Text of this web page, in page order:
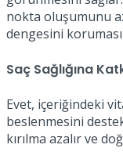
nokta oluşumunu
dengesini
Saç Sağlığına
Evet, içeriğindeki
beslenmesini
kırılma azalır ve